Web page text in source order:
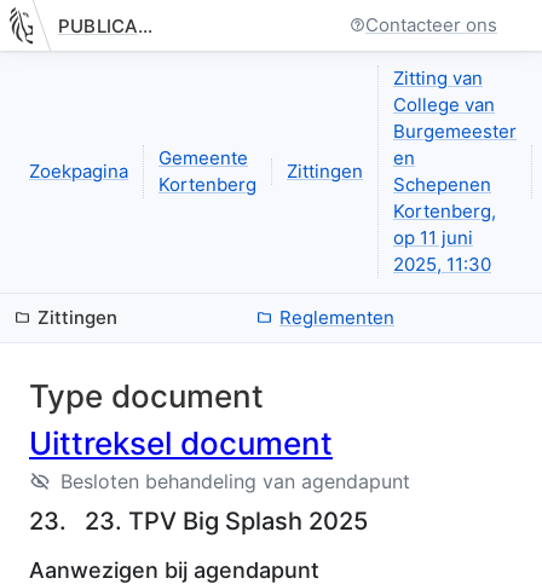
Nieuwe pagina: PUBLICATIE.GELINKT-NOTULEREN.VLAANDEREN.BE Contacteer ons
Zoekpagina
Gemeente
Kortenberg
Zittingen
Zitting van
College van
Burgemeester
en
Schepenen
Kortenberg,
op 11 juni
2025, 11:30
Zittingen Reglementen
Type document
Uittreksel document
Besloten behandeling van agendapunt
23. 23. TPV Big Splash 2025
Aanwezigen bij agendapunt